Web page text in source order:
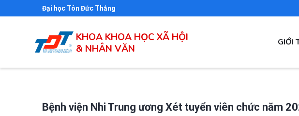
Đại học Tôn Đức Thắng
KHOA KHOA HỌC XÃ HỘI
& NHÂN VĂN
MAIN
GIỚI
Bệnh viện Nhi Trung ương Xét tuyển viên chức năm